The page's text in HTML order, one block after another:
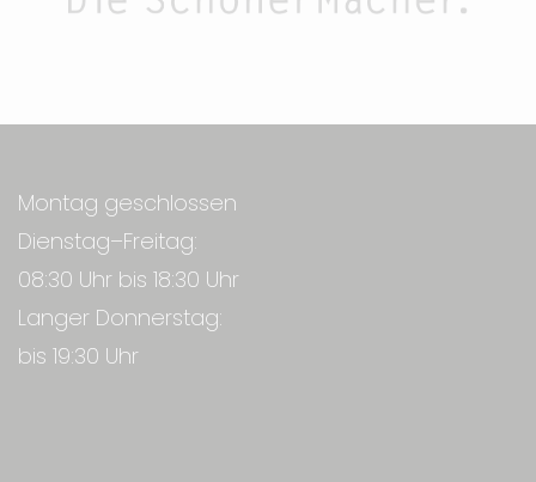
Montag geschlossen
Dienstag–Freitag:
08:30 Uhr bis 18:30 Uhr
Langer Donnerstag:
bis 19:30 Uhr